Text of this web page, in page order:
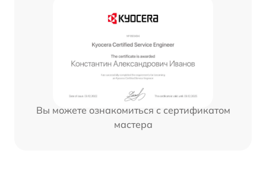
Вы можете ознакомиться с сертификатом
мастера